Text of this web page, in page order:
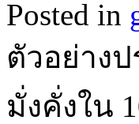
Posted in
ตัวอย่างป
มั่งคั่งใน